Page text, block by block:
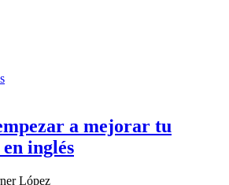
a mejorar tu
inglés
López